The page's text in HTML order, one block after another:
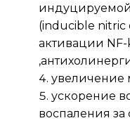
индуцируемой
(inducible nitric
активации
увеличение
ускорение
воспаления